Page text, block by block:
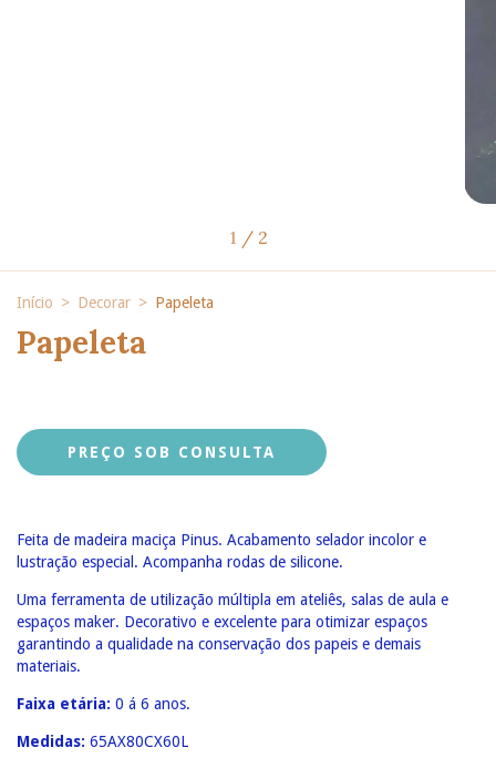
1 / 2
Início > Decorar > Papeleta
Papeleta
Feita de madeira maciça Pinus. Acabamento selador incolor e
lustração especial. Acompanha rodas de silicone.
Uma ferramenta de utilização múltipla em ateliês, salas de aula e
espaços maker. Decorativo e excelente para otimizar espaços
garantindo a qualidade na conservação dos papeis e demais
materiais.
Faixa etária: 0 á 6 anos.
Medidas: 65AX80CX60L